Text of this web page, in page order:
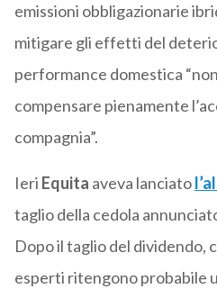
emissioni obbligazionarie
mitigare gli effetti del
performance domestica
compensare pienamente
compagnia”.
Ieri Equita aveva lanciato
taglio della cedola
Dopo il taglio del dividendo,
esperti ritengono probabile